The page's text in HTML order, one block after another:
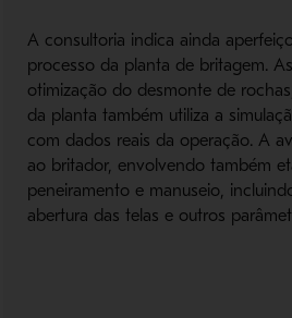
A consultoria indica ainda
processo da planta de britagem.
otimização do desmonte de
da planta também utiliza a
com dados reais da operação. A
ao britador, envolvendo também
peneiramento e manuseio,
abertura das telas e outros